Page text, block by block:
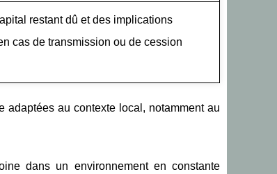
restant dû et des implications
cas de transmission ou de cession
au contexte local, notamment au
dans un environnement en constante